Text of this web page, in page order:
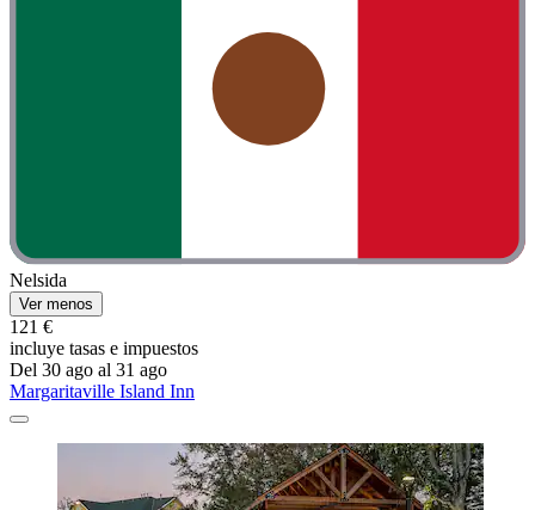
Nelsida
Ver menos
121 €
incluye tasas e impuestos
Del 30 ago al 31 ago
Margaritaville Island Inn